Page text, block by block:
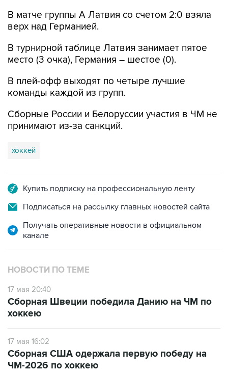
В матче группы А Латвия со счетом 2:0 взяла
верх над Германией.
В турнирной таблице Латвия занимает пятое
место (3 очка), Германия – шестое (0).
В плей-офф выходят по четыре лучшие
команды каждой из групп.
Сборные России и Белоруссии участия в ЧМ не
принимают из-за санкций.
хоккей
Купить подписку на профессиональную ленту
Подписаться на рассылку главных новостей сайта
Получать оперативные новости в официальном
канале
НОВОСТИ ПО ТЕМЕ
17 мая 20:40
Сборная Швеции победила Данию на ЧМ по
хоккею
17 мая 16:02
Сборная США одержала первую победу на
ЧМ-2026 по хоккею